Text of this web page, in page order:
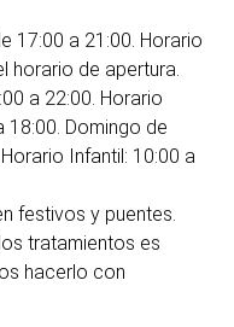
17:00 a 21:00. Horario
horario de apertura.
a 22:00. Horario
18:00. Domingo de
Infantil: 10:00 a
festivos y puentes.
tratamientos es
hacerlo con